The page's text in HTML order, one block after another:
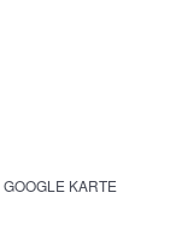
GOOGLE KARTE